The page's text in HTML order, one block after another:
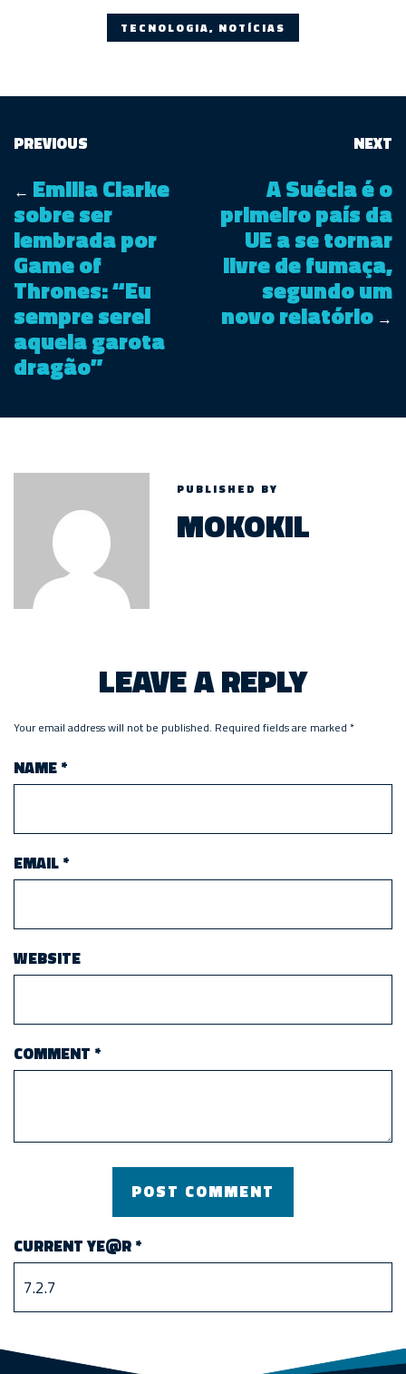
TECNOLOGIA, NOTÍCIAS
PREVIOUS
← Emilia Clarke
sobre ser
lembrada por
Game of
Thrones: “Eu
sempre serei
aquela garota
dragão”
NEXT
A Suécia é o
primeiro país da
UE a se tornar
livre de fumaça,
segundo um
novo relatório →
PUBLISHED BY
MOKOKIL
LEAVE A REPLY
Your email address will not be published. Required fields are marked *
NAME*
EMAIL*
WEBSITE
COMMENT *
CURRENT YE@R*